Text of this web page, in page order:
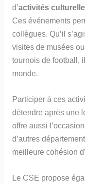
d’activités
Ces événements
collègues. Qu’il
visites de musées
tournois de football,
monde.
Participer à ces
détendre après une
offre aussi
d’autres
meilleure cohésion
Le CSE propose